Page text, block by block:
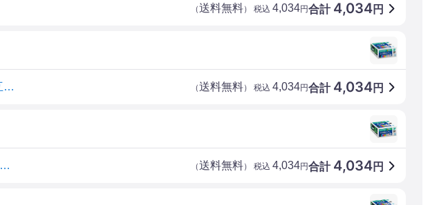
合計 4,034円
（送料無料） 税込 4,034円
エコリカ [エプソン KAM-6CL-L 互換]リサイクルインクカートリッジ(6色セット) ecorica カメ互換 ECI-E 合計 4,034円
（送料無料） 税込 4,034円
エコリカ ［エプソン KAM-6CL-L 互換］リサイクルインクカートリッジ（6色セット） ecorica カメ互換 ECI-EKAML-6P 合計 4,034円
（送料無料） 税込 4,034円